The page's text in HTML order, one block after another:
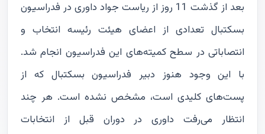
بعد از گذشت 11 روز از ریاست جواد داوری در فدراسیون
بسکتبال تعدادی از اعضای هیئت رئیسه انتخاب و
انتصاباتی در سطح کمیته‌های این فدراسیون انجام شد.
با این وجود هنوز دبیر فدراسیون بسکتبال که از
پست‌های کلیدی است، مشخص نشده است. هر چند
انتظار می‌رفت داوری در دوران قبل از انتخابات